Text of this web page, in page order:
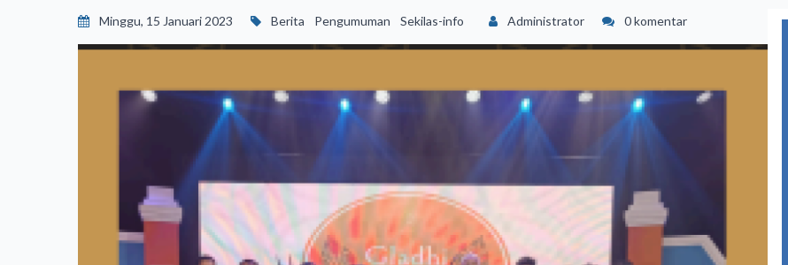
Minggu, 15 Januari 2023 Berita Pengumuman Sekilas-info Administrator 0 komentar